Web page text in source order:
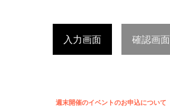
入力画面 確認画面
週末開催のイベントのお申込について